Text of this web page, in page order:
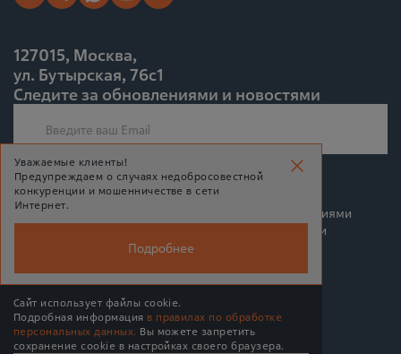
127015, Москва,
ул. Бутырская, 76с1
Следите за обновлениями и новостями
Подписаться
Подписываясь на рассылку, Вы соглашаетесь c условиями
политики конфиденциальности и политики обработки
персональных данных
© 2026 BPMSoft
Уважаемые клиенты!
Предупреждаем о случаях недобросовестной
конкуренции и мошенничестве в сети
Интернет.
Подробнее
Сайт использует файлы cookie.
Подробная информацияв правилах по обработке
персональных данных. Вы можете запретить
сохранение cookie в настройках своего браузера.